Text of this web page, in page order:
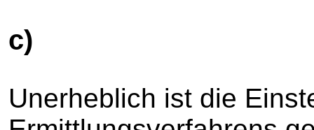
c)
Unerheblich ist die